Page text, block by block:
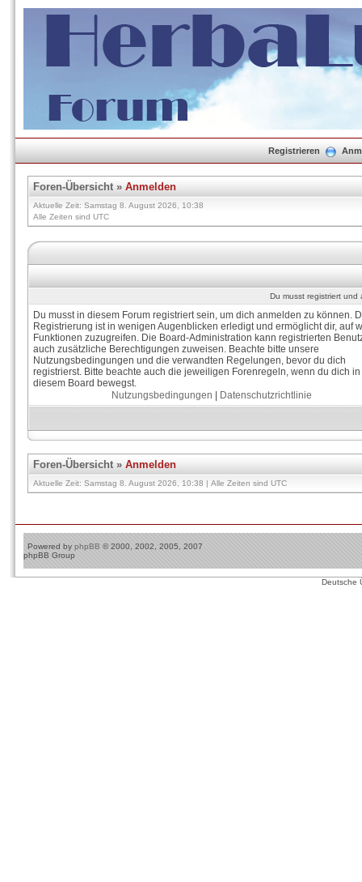
Registrieren
Foren-Übersicht» Anmelden
Aktuelle Zeit: Samstag 8. August 2026, 10:38
Alle Zeiten sind UTC
Du musst registriert
Du musst in diesem Forum registriert sein, um dich anmelden zu können.
Registrierung ist in wenigen Augenblicken erledigt und ermöglicht dir, auf
Funktionen zuzugreifen. Die Board-Administration kann registrierten
auch zusätzliche Berechtigungen zuweisen. Beachte bitte unsere
Nutzungsbedingungen und die verwandten Regelungen, bevor du dich
registrierst. Bitte beachte auch die jeweiligen Forenregeln, wenn du dich in
diesem Board bewegst.
Nutzungsbedingungen
Datenschutzrichtlinie
Foren-Übersicht» Anmelden
Aktuelle Zeit: Samstag 8. August 2026, 10:38 | Alle Zeiten sind UTC
Powered by phpBB © 2000, 2002, 2005, 2007
phpBB Group
Deutsche